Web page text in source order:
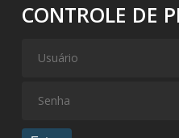
CONTROLE DE